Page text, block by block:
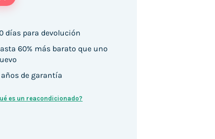
días para devolución
60% más barato que uno
años de garantía
es un reacondicionado?